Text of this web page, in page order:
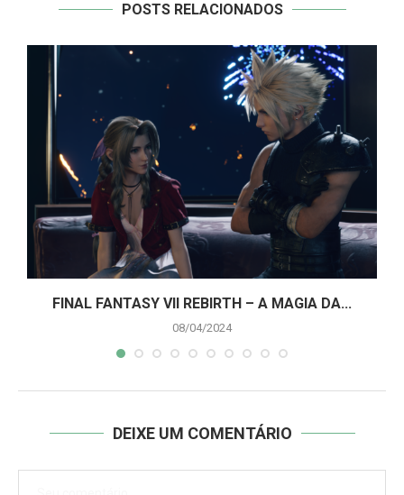
POSTS RELACIONADOS
FINAL FANTASY VII REBIRTH – A MAGIA DA...
08/04/2024
DEIXE UM COMENTÁRIO